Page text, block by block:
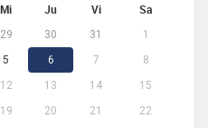
Mi Ju Vi Sa
29 30 31
1
5 6 7
8
12 13 14
15
19 20 21
22